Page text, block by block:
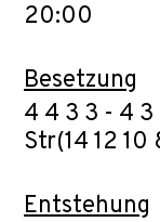
20:00
Besetzung
4 4 3 3 - 4 3
Str(14 12 10
Entstehung